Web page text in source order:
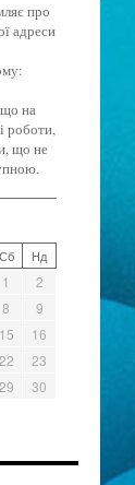
про
адреси
на
роботи,
що не
Сб Нд
1
2
8
9
15
16
22
23
29
30